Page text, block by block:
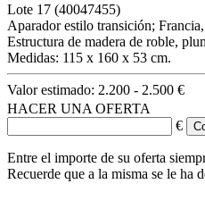
Lote 17 (40047455)
Aparador estilo transición;
Estructura de madera de roble,
Medidas: 115 x 160 x 53 cm.
Valor estimado: 2.200 - 2.500 €
HACER UNA OFERTA
€
Entre el importe de su oferta
Recuerde que a la misma se le ha